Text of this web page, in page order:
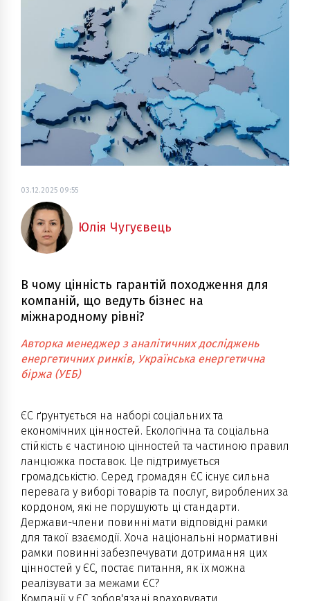
03.12.2025 09:55
Юлія Чугуєвець
В чому цінність гарантій походження для
компаній, що ведуть бізнес на
міжнародному рівні?
Авторка менеджер з аналітичних досліджень
енергетичних ринків, Українська енергетична
біржа (УЕБ)
ЄС ґрунтується на наборі соціальних та
економічних цінностей. Екологічна та соціальна
стійкість є частиною цінностей та частиною правил
ланцюжка поставок. Це підтримується
громадськістю. Серед громадян ЄС існує сильна
перевага у виборі товарів та послуг, вироблених за
кордоном, які не порушують ці стандарти.
Держави-члени повинні мати відповідні рамки
для такої взаємодії. Хоча національні нормативні
рамки повинні забезпечувати дотримання цих
цінностей у ЄС, постає питання, як їх можна
реалізувати за межами ЄС?